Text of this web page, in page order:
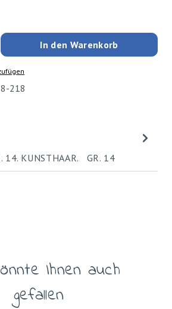
Gib den gewünschten Wert
In den Warenkorb
218
14. KUNSTHAAR. GR. 14
überspringenIhnen auch
gefallen